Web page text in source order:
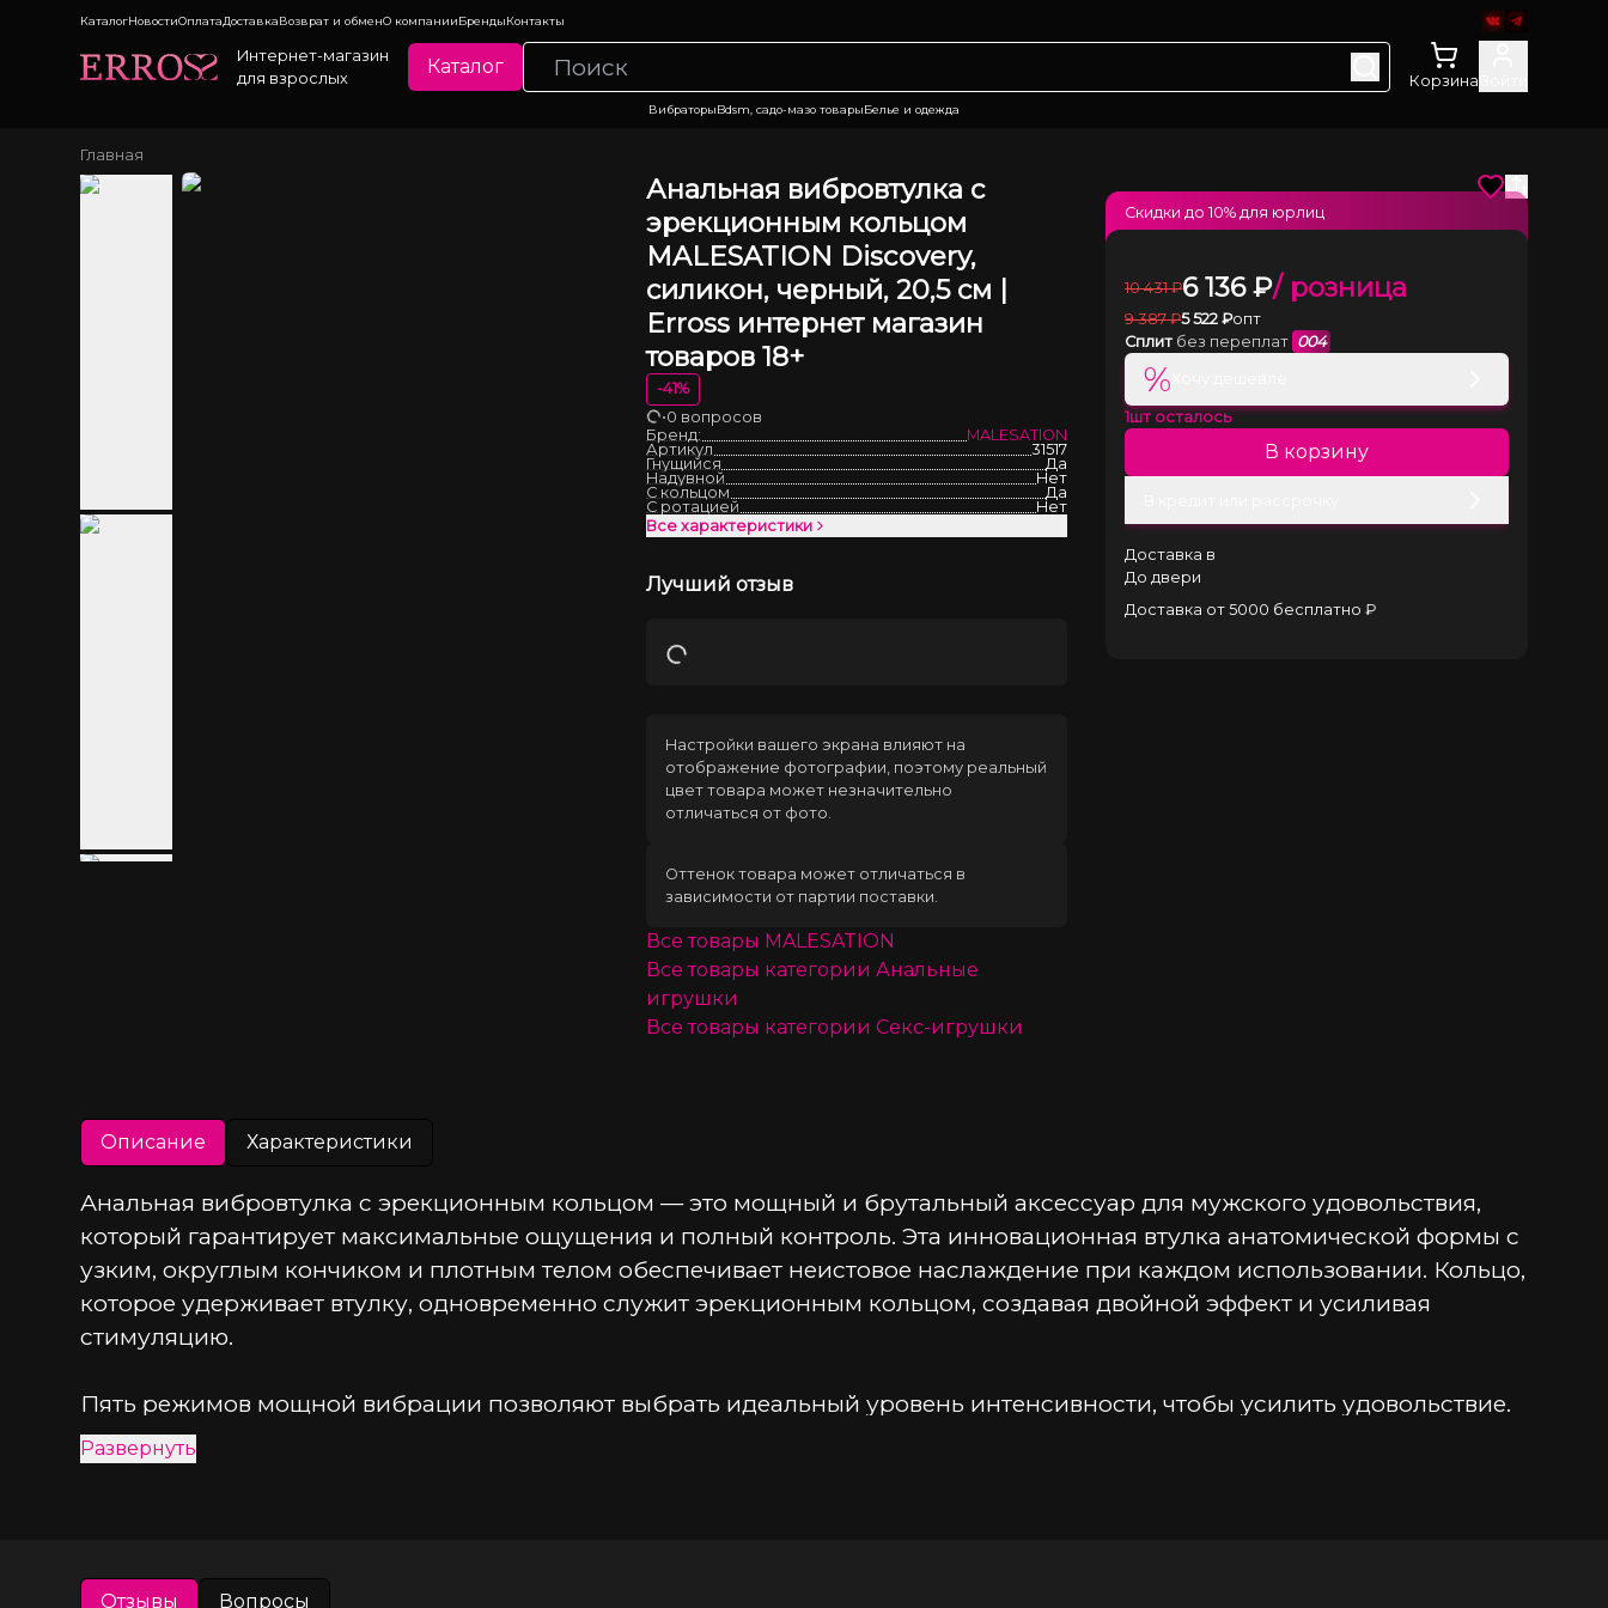
КаталогНовостиОплатаДоставкаВозврат и обменО компанииБрендыКонтакты
Интернет-магазин
для взрослых
Каталог
Корзина
ВибраторыBdsm, садо-мазо товарыБелье и одежда
Главная
Анальная вибровтулка с
эрекционным кольцом
MALESATION Discovery,
силикон, черный, 20,5 см |
Erross интернет магазин
товаров 18+
-41%
Загрузка
•0 вопросов
Бренд:
MALESATION
Артикул
31517
Гнущийся
Да
Надувной
Нет
С кольцом
Да
С ротацией
Нет
Все характеристики
Лучший отзыв
Загрузка
Настройки вашего экрана влияют на
отображение фотографии, поэтому реальный
цвет товара может незначительно
отличаться от фото.
Оттенок товара может отличаться в
зависимости от партии поставки.
Все товары MALESATION
Все товары категории Анальные
игрушки
Все товары категории Секс-игрушки
10 431 ₽6 136₽/ розница
9 387 ₽5 522 ₽опт
Сплит без переплат 004
%
1шт осталось
В корзину
Доставка в
До двери
Доставка от 5000 бесплатно ₽
Скидки до10% для юрлиц
Описание Характеристики
Анальная вибровтулка с эрекционным кольцом — это мощный и брутальный аксессуар для мужского удовольствия,
который гарантирует максимальные ощущения и полный контроль. Эта инновационная втулка анатомической формы с
узким, округлым кончиком и плотным телом обеспечивает неистовое наслаждение при каждом использовании. Кольцо,
которое удерживает втулку, одновременно служит эрекционным кольцом, создавая двойной эффект и усиливая
стимуляцию.
Пять режимов мощной вибрации позволяют выбрать идеальный уровень интенсивности, чтобы усилить удовольствие.
Эргономичный дизайн с эффектом памяти изгиба обеспечивает полное соответствие форме тела, что делает
использование максимально комфортным. Благодаря силиконовому покрытию устройство мягкое и приятное на
Развернуть
Отзывы Вопросы